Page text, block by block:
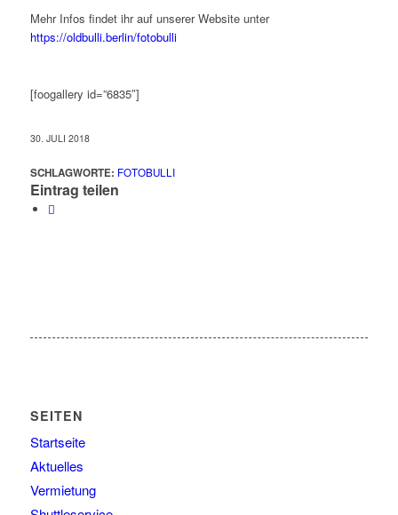
Mehr Infos findet ihr auf unserer Website unter
https://oldbulli.berlin/fotobulli
[foogallery id=”6835″]
30. JULI 2018
SCHLAGWORTE: FOTOBULLI
Eintrag teilen
SEITEN
Startseite
Aktuelles
Vermietung